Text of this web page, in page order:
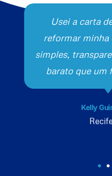
Usei a carta
reformar minha
simples,
barato que um
Kelly